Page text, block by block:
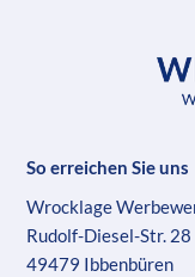
So erreichen Sie uns
Wrocklage
Rudolf-Diesel-Str. 28
49479 Ibbenbüren